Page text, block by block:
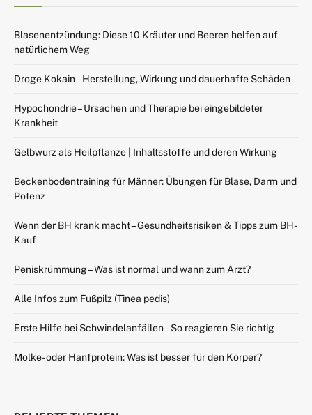
Blasenentzündung: Diese 10 Kräuter und Beeren helfen auf
natürlichem Weg
Droge Kokain – Herstellung, Wirkung und dauerhafte Schäden
Hypochondrie – Ursachen und Therapie bei eingebildeter
Krankheit
Gelbwurz als Heilpflanze | Inhaltsstoffe und deren Wirkung
Beckenbodentraining für Männer: Übungen für Blase, Darm und
Potenz
Wenn der BH krank macht – Gesundheitsrisiken & Tipps zum BH-
Kauf
Peniskrümmung – Was ist normal und wann zum Arzt?
Alle Infos zum Fußpilz (Tinea pedis)
Erste Hilfe bei Schwindelanfällen – So reagieren Sie richtig
Molke- oder Hanfprotein: Was ist besser für den Körper?